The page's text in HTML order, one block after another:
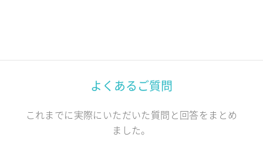
よくあるご質問
これまでに実際にいただいた質問と回答をまとめ
ました。